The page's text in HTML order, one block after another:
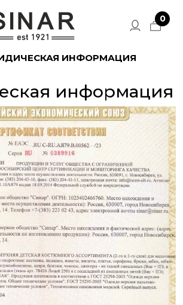
0
ИНФОРМАЦИЯ
информация